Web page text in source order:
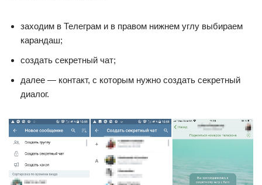
заходим в Телеграм и в правом нижнем углу выбираем
карандаш;
создать секретный чат;
далее — контакт, с которым нужно создать секретный
диалог.